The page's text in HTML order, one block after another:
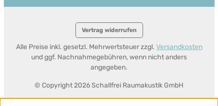
Vertrag widerrufen
© Copyright 2026 Schallfrei Raumakustik GmbH
Alle Preise inkl. gesetzl. Mehrwertsteuer zzgl. Versandkosten
und ggf. Nachnahmegebühren, wenn nicht anders
angegeben.